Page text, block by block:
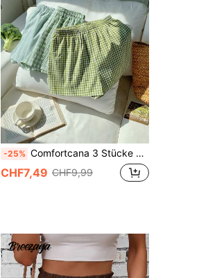
-25% Comfortcana 3 Stücke Lässig Set mit grünen Karo- und gestreiften Shorts, Sommer
CHF7,49 CHF9,99